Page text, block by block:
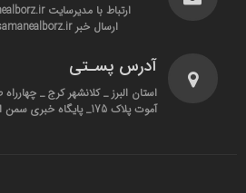
ارتباط با مدیرسایت ahmadi@samanealborz.ir
ارسال خبر shahrvand@samanealborz.ir
آدرس پسـتی
استان البرز _ کلانشهر کرج _
آموت پلاک 175_ پایگاه خبری سمن البرز